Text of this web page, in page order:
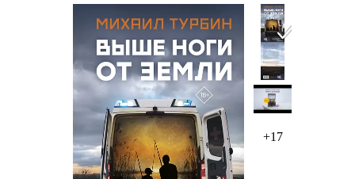
+17